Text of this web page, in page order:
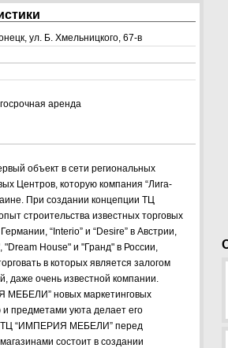
ул. Б. Хмельницкого, 67-в
аренда
объект в сети региональных
Центров, которую компания “Лига-
При создании концепции ТЦ
строительства известных торговых
“Interio” и “Desire” в Австрии,
House" и "Гранд" в России,
в которых является залогом
даже очень известной компании.
новых маркетинговых
и предметами уюта делает его
ТЦ “ИМПЕРИЯ МЕБЕЛИ” перед
состоит в создании